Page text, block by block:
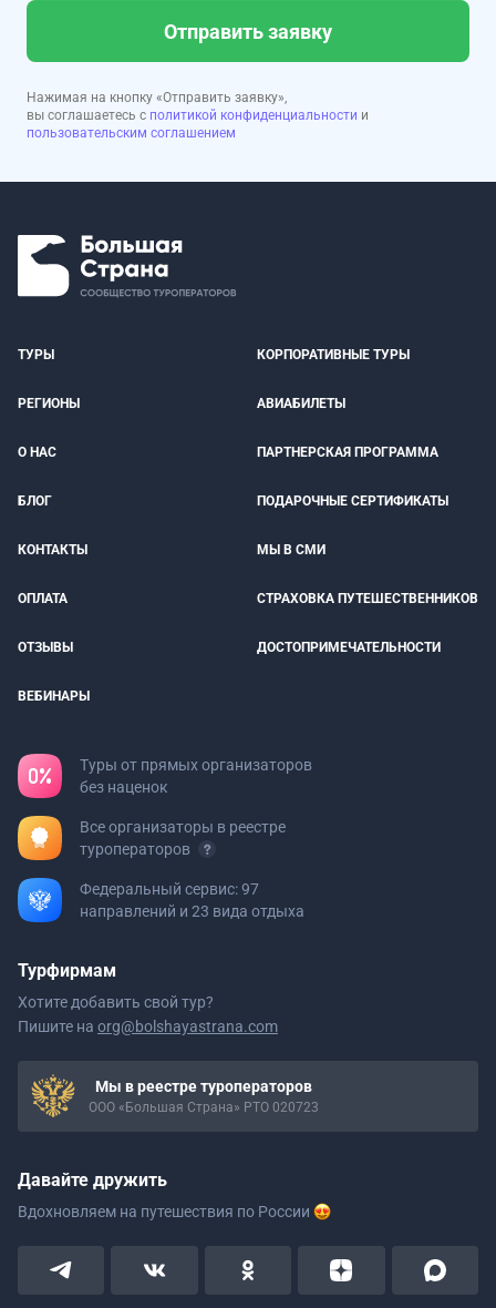
Отправить заявку
Нажимая на кнопку «Отправить заявку»,
вы соглашаетесь с политикой конфиденциальности и
пользовательским соглашением
ТУРЫ КОРПОРАТИВНЫЕ ТУРЫ
РЕГИОНЫ АВИАБИЛЕТЫ
О НАС ПАРТНЕРСКАЯ ПРОГРАММА
БЛОГ ПОДАРОЧНЫЕ СЕРТИФИКАТЫ
КОНТАКТЫ МЫ В СМИ
ОПЛАТА СТРАХОВКА ПУТЕШЕСТВЕННИКОВ
ОТЗЫВЫ ДОСТОПРИМЕЧАТЕЛЬНОСТИ
ВЕБИНАРЫ
Туры от прямых организаторов
без наценок
Все организаторы в реестре
туроператоров
Федеральный сервис: 97
направлений и 23 вида отдыха
Турфирмам
Хотите добавить свой тур?
Пишите на org@bolshayastrana.com
Мы в реестре туроператоров
ООО «Большая Страна» РТО 020723
Давайте дружить
Вдохновляем на путешествия по России